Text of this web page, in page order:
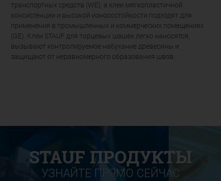
транспортных средств (WE), а клеи мягкопластичной
консистенции и высокой износостойкости подходят для
применения в промышленных и коммерческих помещениях
(GE). Клеи STAUF для торцевых шашек легко наносятся,
вызывают контролируемое набухание древесины и
защищают от неравномерного образования швов.
STAUF ПРОДУКТЫ
УЗНАЙТЕ ПРЯМО СЕЙЧАС